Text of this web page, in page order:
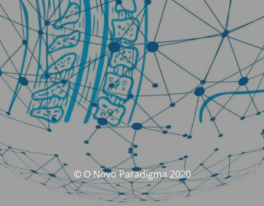
© O Novo Paradigma 2020